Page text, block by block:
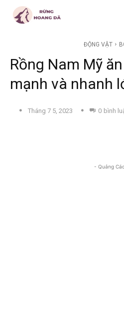
ĐỘNG VẬT
Rồng Nam Mỹ
mạnh và nhanh
Tháng 7 5, 2023 0 bình
- Quảng